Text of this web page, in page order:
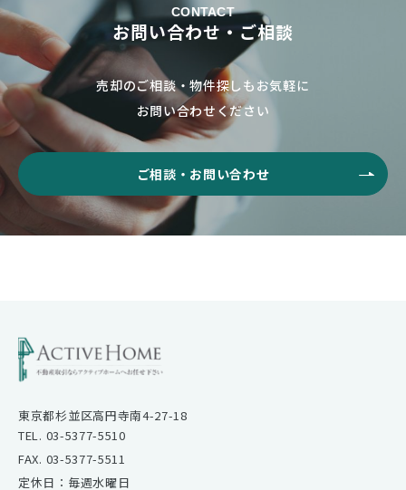
CONTACT
お問い合わせ・ご相談
売却のご相談・物件探しもお気軽に
お問い合わせください
ご相談・お問い合わせ
東京都杉並区高円寺南4-27-18
TEL. 03-5377-5510
FAX. 03-5377-5511
定休日：毎週水曜日